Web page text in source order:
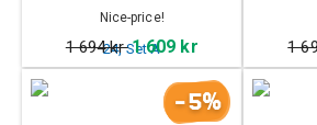
Nice-price!
1 694 kr1 609 kr 1
-5%